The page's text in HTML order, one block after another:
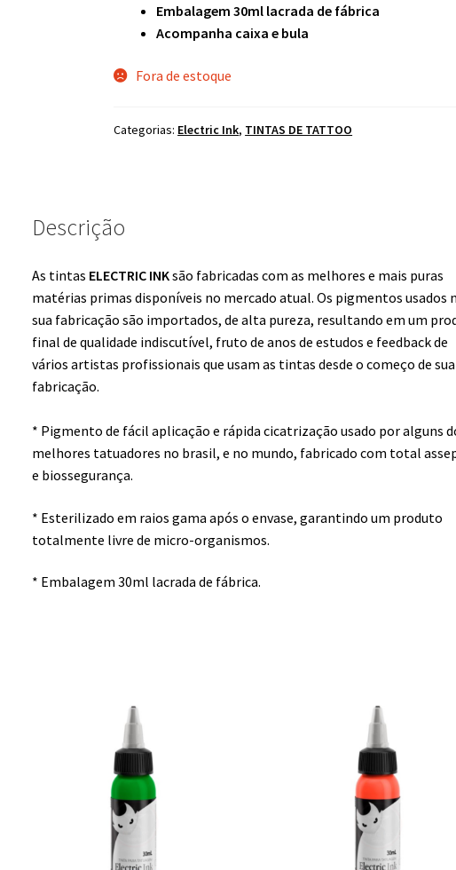
Embalagem 30ml lacrada de fábrica
Acompanha caixa e bula
Fora de estoque
Categorias: Electric Ink, TINTAS DE TATTOO
Descrição
As tintas ELECTRIC INKsão fabricadas com as melhores e mais puras
matérias primas disponíveis no mercado atual. Os pigmentos usados
sua fabricação são importados, de alta pureza, resultando em um
final de qualidade indiscutível, fruto de anos de estudos e feedback de
vários artistas profissionais que usam as tintas desde o começo de sua
fabricação.
* Pigmento de fácil aplicação e rápida cicatrização usado por alguns
melhores tatuadores no brasil, e no mundo, fabricado com total
e biossegurança.
* Esterilizado em raios gama após o envase, garantindo um produto
totalmente livre de micro-organismos.
* Embalagem 30ml lacrada de fábrica.